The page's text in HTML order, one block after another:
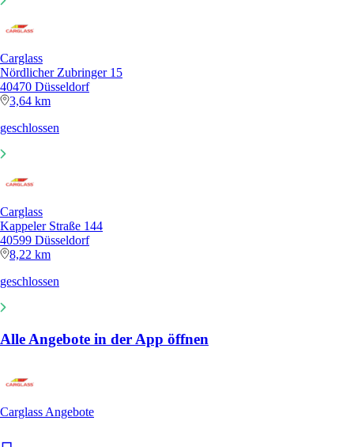
Carglass
Nördlicher Zubringer 15
40470 Düsseldorf
3,64 km
geschlossen
Carglass
Kappeler Straße 144
40599 Düsseldorf
8,22 km
geschlossen
Alle Angebote in der App öffnen
Carglass Angebote